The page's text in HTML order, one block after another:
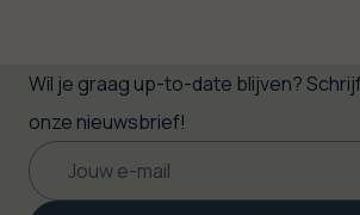
Wil je graag up-to-date blijven?
onze nieuwsbrief!